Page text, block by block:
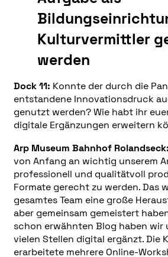
Kulturvermittler
werden
Dock 11: Konnte der durch die
entstandene Innovationsdruck
genutzt werden? Wie habt ihr
digitale Ergänzungen erweitern
Arp Museum Bahnhof Rolandseck:
von Anfang an wichtig unserem
professionell und qualitätvoll
Formate gerecht zu werden. Das
gesamtes Team eine große
aber gemeinsam gemeistert
schon erwähnten Blog haben wir
vielen Stellen digital ergänzt. Die
erarbeitete mehrere Online-